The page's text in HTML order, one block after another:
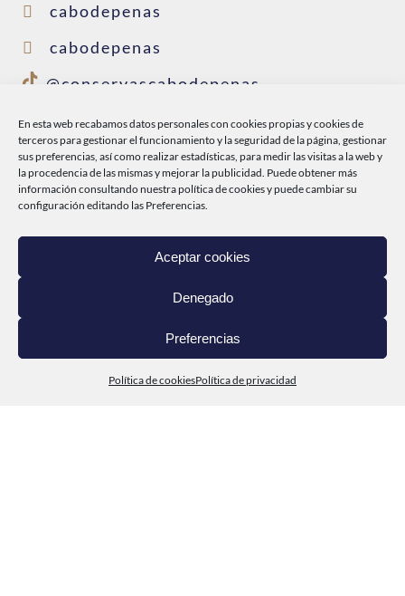
En esta web recabamos datos personales con cookies propias y cookies de
terceros para gestionar el funcionamiento y la seguridad de la página, gestionar
sus preferencias, así como realizar estadísticas, para medir las visitas a la web y
la procedencia de las mismas y mejorar la publicidad. Puede obtener más
información consultando nuestrapolítica de cookiesy puede cambiar su
configuración editando las Preferencias.
Aceptar cookies
Denegado
Preferencias
Política de cookiesPolítica de privacidad
cabodepenas
cabodepenas
@conservascabodepenas
INICIO
CABO DE PEÑAS